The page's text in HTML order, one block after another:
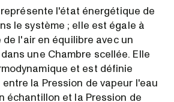
l'état énergétique de
le système ; elle est égale à
l'air en équilibre avec un
une Chambre scellée. Elle
et est définie
la Pression de vapeur l'eau
échantillon et la Pression de